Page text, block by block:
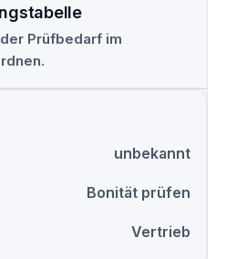
Prüfbedarf im
unbekannt
Bonität prüfen
Vertrieb